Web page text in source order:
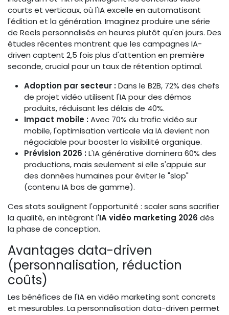
courts et verticaux, où l'IA excelle en automatisant
l'édition et la génération. Imaginez produire une série
de Reels personnalisés en heures plutôt qu'en jours. Des
études récentes montrent que les campagnes IA-
driven captent 2,5 fois plus d'attention en première
seconde, crucial pour un taux de rétention optimal.
Adoption par secteur :Dans le B2B, 72% des chefs
de projet vidéo utilisent l'IA pour des démos
produits, réduisant les délais de 40%.
Impact mobile :Avec 70% du trafic vidéo sur
mobile, l'optimisation verticale via IA devient non
négociable pour booster la visibilité organique.
Prévision 2026 :L'IA générative dominera 60% des
productions, mais seulement si elle s'appuie sur
des données humaines pour éviter le "slop"
(contenu IA bas de gamme).
Ces stats soulignent l'opportunité : scaler sans sacrifier
la qualité, en intégrant l'IA vidéo marketing 2026 dès
la phase de conception.
Avantages data-driven
(personnalisation, réduction
coûts)
Les bénéfices de l'IA en vidéo marketing sont concrets
et mesurables. La personnalisation data-driven permet